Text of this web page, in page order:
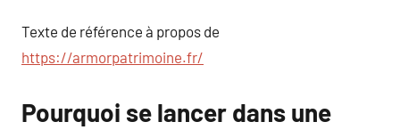
Texte de référence à propos de
https://armorpatrimoine.fr/
Pourquoi se lancer dans une